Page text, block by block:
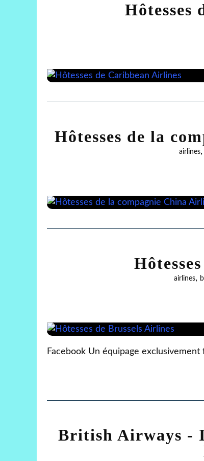
Hôtesses
Hôtesses de la
airlines,
airlines,
Facebook Un équipage
British Airways -